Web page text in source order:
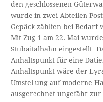
den geschlossenen
wurde in zwei Abteilen
Gepäck zählten bei Bedarf
Mit Zug 1 am 22. Mai
Stubaitalbahn eingestellt.
Anhaltspunkt für eine
Anhaltspunkt wäre der
Umstellung auf moderne
ausgerechnet ungefähr